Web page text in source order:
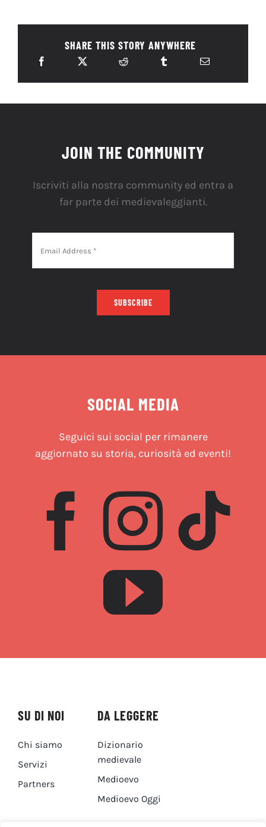
SHARE THIS STORY ANYWHERE
JOIN THE COMMUNITY
Iscriviti alla nostra community ed entra a
far parte dei medievaleggianti.
SUBSCRIBE
SOCIAL MEDIA
Seguici sui social per rimanere
aggiornato su storia, curiosità ed eventi!
SU DI NOI
Chi siamo
Servizi
Partners
DA LEGGERE
Dizionario
medievale
Medioevo
Medioevo Oggi